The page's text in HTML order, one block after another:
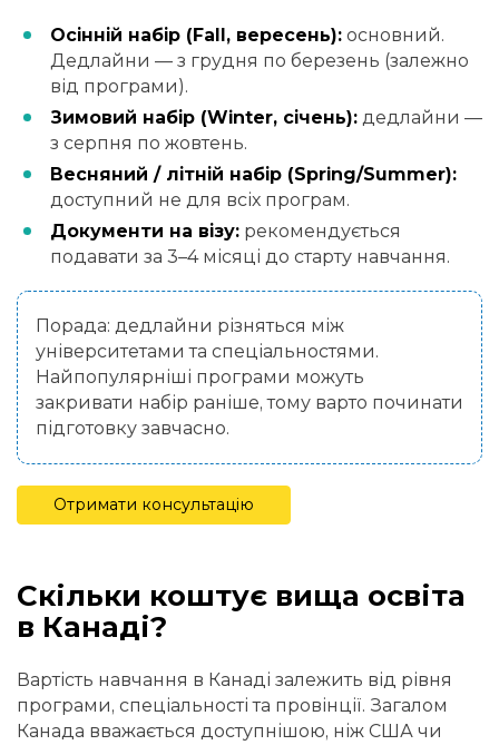
Осінній набір (Fall, вересень): основний.
Дедлайни — з грудня по березень (залежно
від програми).
Зимовий набір (Winter, січень): дедлайни —
з серпня по жовтень.
Весняний / літній набір (Spring/Summer):
доступний не для всіх програм.
Документи на візу: рекомендується
подавати за 3–4 місяці до старту навчання.
Порада: дедлайни різняться між
університетами та спеціальностями.
Найпопулярніші програми можуть
закривати набір раніше, тому варто починати
підготовку завчасно.
Отримати консультацію
Скільки коштує вища освіта
в Канаді?
Вартість навчання в Канаді залежить від рівня
програми, спеціальності та провінції. Загалом
Канада вважається доступнішою, ніж США чи